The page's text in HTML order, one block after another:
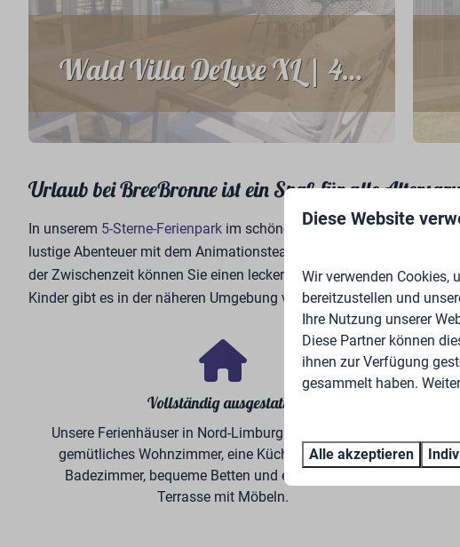
Wald Villa DeLuxe XL | 4 Personen
Urlaub bei BreeBronne ist ein Spaß für alle
In unserem 5-Sterne-Ferienpark im schönen Nord-Limburg gibt es
lustige Abenteuer mit dem Animationsteam, bauen die schönsten
der Zwischenzeit können Sie einen leckeren Snack oder ein
Kinder gibt es in der näheren Umgebung viele Möglichkeiten. Es
Vollständig ausgestattet
Unsere Ferienhäuser in Nord-Limburg verfügen über ein
gemütliches Wohnzimmer, eine Küche, ein luxuriöses
Badezimmer, bequeme Betten und eine überdachte
Terrasse mit Möbeln.
Diese Website
Wir verwenden Cookies,
bereitzustellen und
Ihre Nutzung unserer
Diese Partner können
ihnen zur Verfügung
gesammelt haben.
Alle akzeptieren